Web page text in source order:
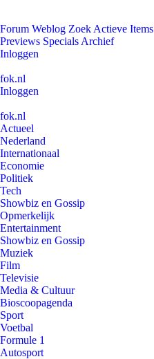
Forum Weblog Zoek Actieve Items
Previews Specials Archief
Inloggen
fok.nl
Inloggen
fok.nl
Actueel
Nederland
Internationaal
Economie
Politiek
Tech
Showbiz en Gossip
Opmerkelijk
Entertainment
Showbiz en Gossip
Muziek
Film
Televisie
Media & Cultuur
Bioscoopagenda
Sport
Voetbal
Formule 1
Autosport